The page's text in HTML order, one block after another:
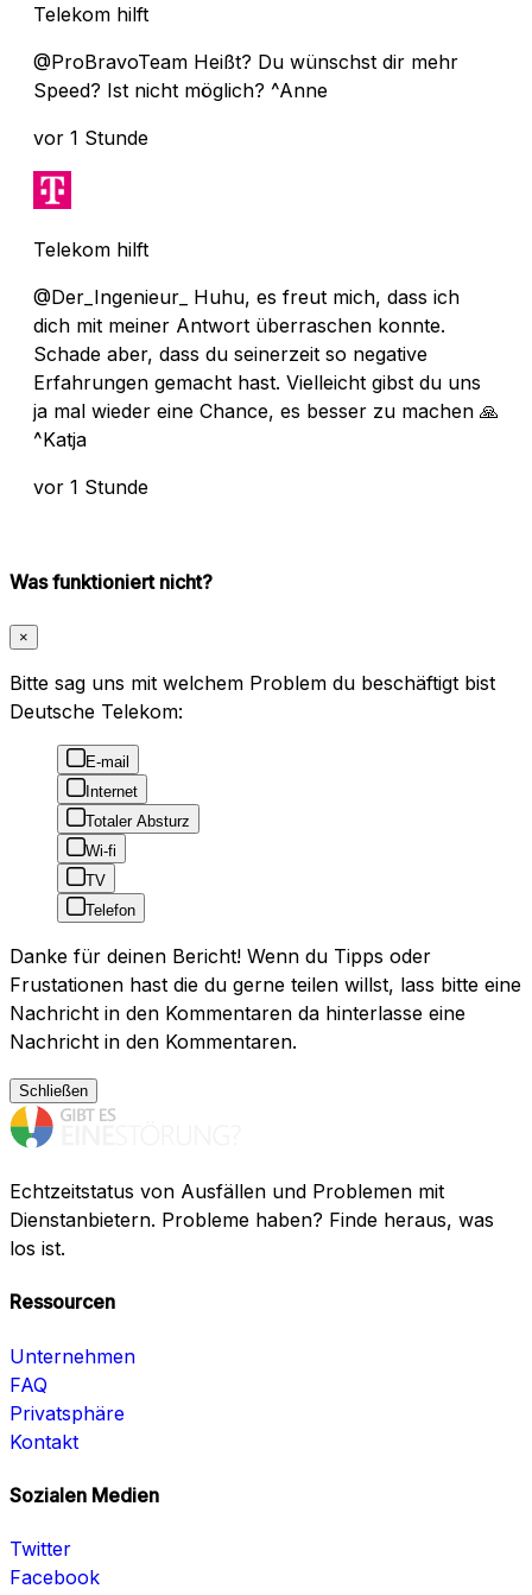
Telekom hilft
@ProBravoTeam Heißt? Du wünschst dir mehr
Speed? Ist nicht möglich? ^Anne
vor 1 Stunde
Telekom hilft
@Der_Ingenieur_ Huhu, es freut mich, dass ich
dich mit meiner Antwort überraschen konnte.
Schade aber, dass du seinerzeit so negative
Erfahrungen gemacht hast. Vielleicht gibst du uns
ja mal wieder eine Chance, es besser zu machen 🙏
^Katja
vor 1 Stunde
Was funktioniert nicht?
×
Bitte sag uns mit welchem Problem du beschäftigt bist
Deutsche Telekom:
E-mail
Internet
Totaler Absturz
Wi-fi
TV
Telefon
Danke für deinen Bericht! Wenn du Tipps oder
Frustationen hast die du gerne teilen willst, lass bitte eine
Nachricht in den Kommentaren da hinterlasse eine
Nachricht in den Kommentaren.
Schließen
Echtzeitstatus von Ausfällen und Problemen mit
Dienstanbietern. Probleme haben? Finde heraus, was
los ist.
Ressourcen
Unternehmen
FAQ
Privatsphäre
Kontakt
Sozialen Medien
Twitter
Facebook